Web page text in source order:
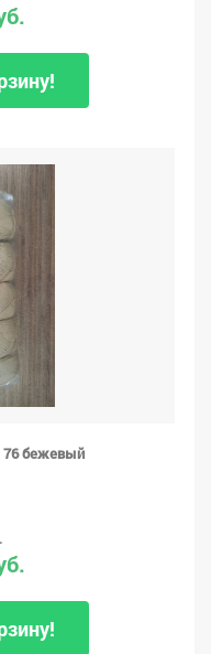
бежевый